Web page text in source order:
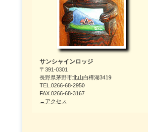
サンシャインロッジ
〒391-0301
長野県茅野市北山白樺湖3419
TEL.0266-68-2950
FAX.0266-68-3167
→アクセス